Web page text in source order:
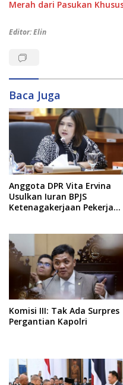
Merah dari Pasukan
Editor: Elin
Baca Juga
Anggota DPR Vita Ervina
Usulkan Iuran BPJS
Ketenagakerjaan Pekerja
Komisi III: Tak Ada Surpres
Pergantian Kapolri